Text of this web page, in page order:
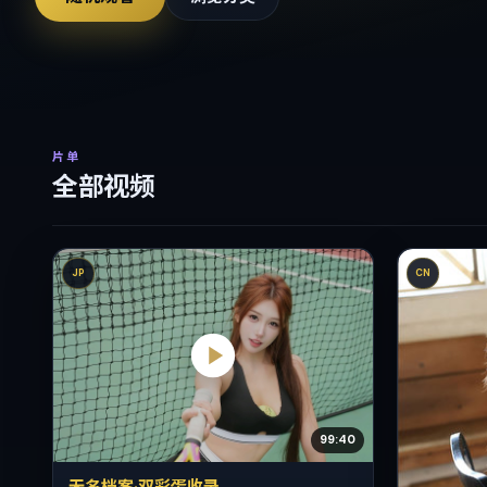
片单
全部视频
JP
99:40
CN